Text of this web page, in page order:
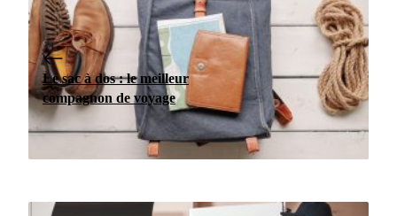
Le sac à dos : le meilleur
compagnon de voyage